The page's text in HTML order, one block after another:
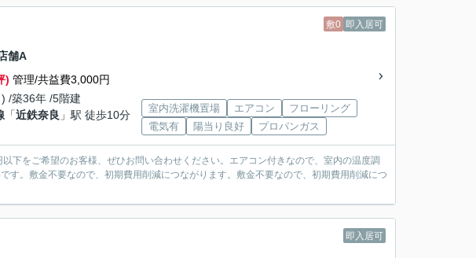
敷0 即入居可
舗A
) 管理/共益費3,000円
/築36年 /5階建
「近鉄奈良 」駅 徒歩10分
室内洗濯機置場 エアコン
フローリング
電気有
陽当り良好 プロパンガス
下をご希望のお客様、ぜひお問い合わせください。エアコン付きなので、室内の温度調
す。敷金不要なので、初期費用削減につながります。敷金不要なので、初期費用削減につ
即入居可